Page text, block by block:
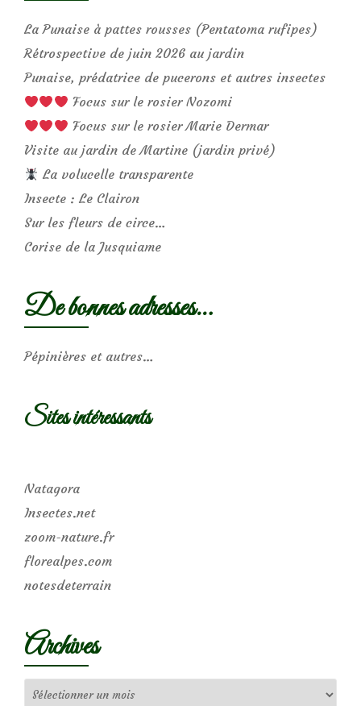
La Punaise à pattes rousses (Pentatoma rufipes)
Rétrospective de juin 2026 au jardin
Punaise, prédatrice de pucerons et autres insectes
Focus sur le rosier Nozomi
Focus sur le rosier Marie Dermar
Visite au jardin de Martine (jardin privé)
La volucelle transparente
Insecte : Le Clairon
Sur les fleurs de circe…
Corise de la Jusquiame
De bonnes adresses…
Pépinières et autres…
Sites intéressants
Natagora
Insectes.net
zoom-nature.fr
florealpes.com
notesdeterrain
Archives